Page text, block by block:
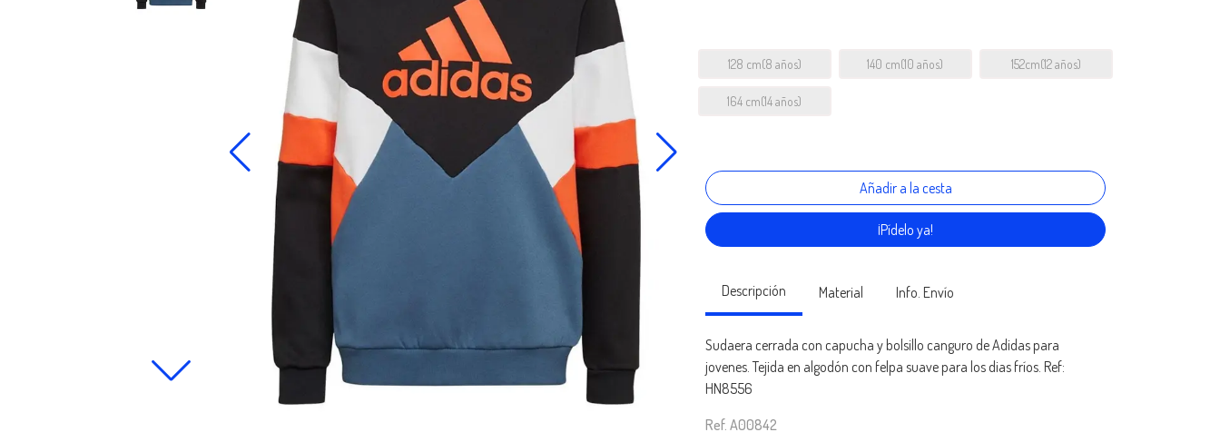
128 cm(8 años) 140 cm(10 años) 152cm(12 años)
164 cm(14 años)
¡Pídelo ya!
Descripción Material Info. Envío
Sudaera cerrada con capucha y bolsillo canguro de Adidas para
jovenes. Tejida en algodón con felpa suave para los dias fríos. Ref:
HN8556
Ref. A00842